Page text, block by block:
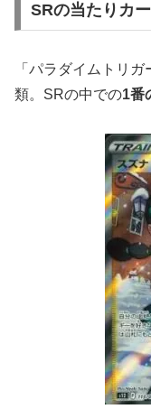
SRの当たりカ
「パラダイムトリ
類。SRの中での1番